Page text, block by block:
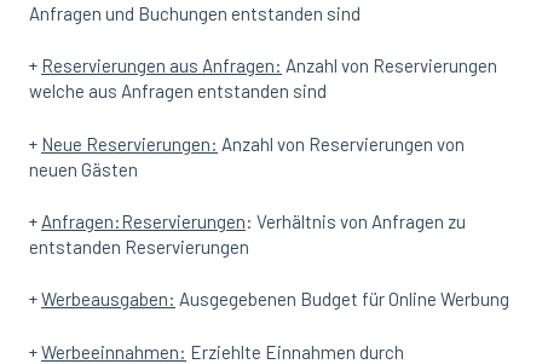
Anfragen und Buchungen entstanden sind
+ Reservierungen aus Anfragen: Anzahl von Reservierungen
welche aus Anfragen entstanden sind
+ Neue Reservierungen: Anzahl von Reservierungen von
neuen Gästen
+ Anfragen:Reservierungen: Verhältnis von Anfragen zu
entstanden Reservierungen
+Werbeausgaben: Ausgegebenen Budget für Online Werbung
+Werbeeinnahmen: Erziehlte Einnahmen durch